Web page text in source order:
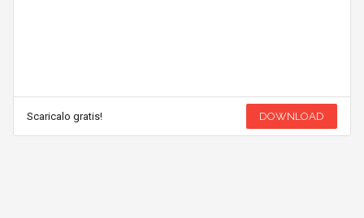
Scaricalo gratis! DOWNLOAD